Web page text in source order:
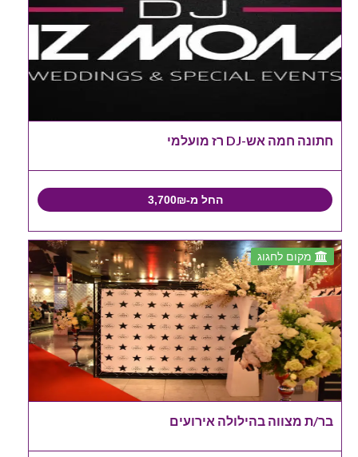
חתונה חמה אש-DJ רז מועלמי
החל מ-3,700₪
מקום לחגוג
בר/ת מצווה בהילולה אירועים